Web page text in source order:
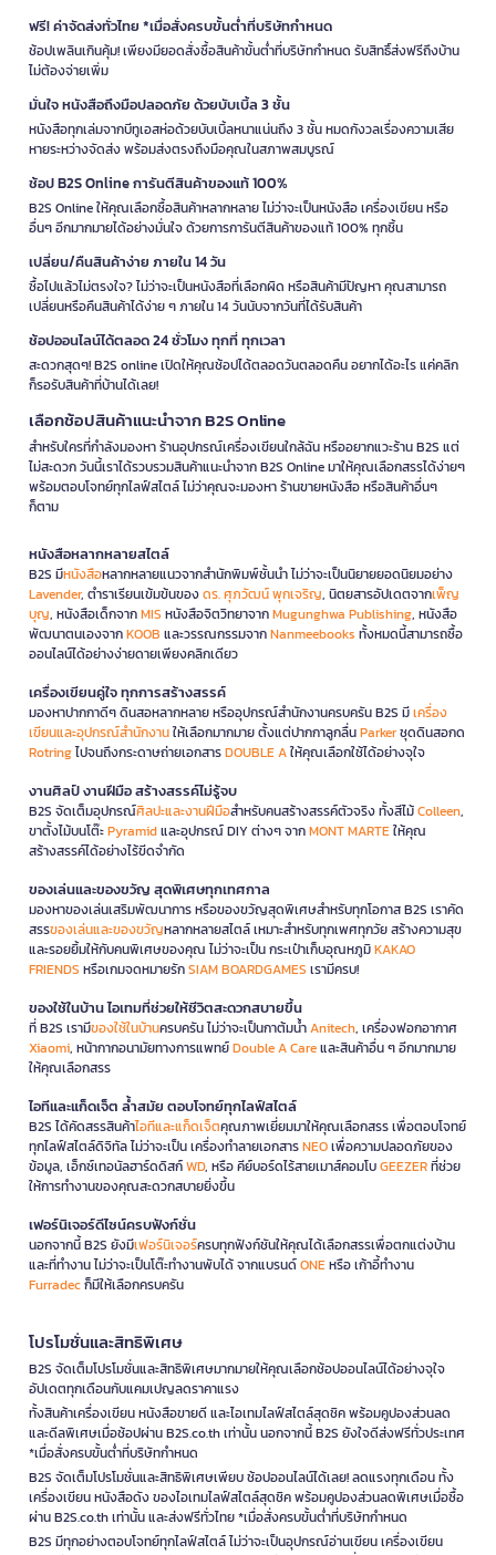
ฟรี! ค่าจัดส่งทั่วไทย *เมื่อสั่งครบขั้นต่ำที่บริษัทกำหนด
ช้อปเพลินเกินคุ้ม! เพียงมียอดสั่งซื้อสินค้าขั้นต่ำที่บริษัทกำหนด รับสิทธิ์ส่งฟรีถึงบ้าน
ไม่ต้องจ่ายเพิ่ม
มั่นใจ หนังสือถึงมือปลอดภัย ด้วยบับเบิ้ล 3 ชั้น
หนังสือทุกเล่มจากบีทูเอสห่อด้วยบับเบิ้ลหนาแน่นถึง 3 ชั้น หมดกังวลเรื่องความเสีย
หายระหว่างจัดส่ง พร้อมส่งตรงถึงมือคุณในสภาพสมบูรณ์
ช้อป B2S Online การันตีสินค้าของแท้ 100%
B2S Online ให้คุณเลือกซื้อสินค้าหลากหลาย ไม่ว่าจะเป็นหนังสือ เครื่องเขียน หรือ
อื่นๆ อีกมากมายได้อย่างมั่นใจ ด้วยการการันตีสินค้าของแท้ 100% ทุกชิ้น
เปลี่ยน/คืนสินค้าง่าย ภายใน 14 วัน
ซื้อไปแล้วไม่ตรงใจ? ไม่ว่าจะเป็นหนังสือที่เลือกผิด หรือสินค้ามีปัญหา คุณสามารถ
เปลี่ยนหรือคืนสินค้าได้ง่าย ๆ ภายใน 14 วันนับจากวันที่ได้รับสินค้า
ช้อปออนไลน์ได้ตลอด 24 ชั่วโมง ทุกที่ ทุกเวลา
สะดวกสุดๆ! B2S online เปิดให้คุณช้อปได้ตลอดวันตลอดคืน อยากได้อะไร แค่คลิก
ก็รอรับสินค้าที่บ้านได้เลย!
เลือกช้อปสินค้าแนะนำจาก B2S Online
สำหรับใครที่กำลังมองหา ร้านอุปกรณ์เครื่องเขียนใกล้ฉัน หรืออยากแวะร้าน B2S แต่
ไม่สะดวก วันนี้เราได้รวบรวมสินค้าแนะนำจาก B2S Online มาให้คุณเลือกสรรได้ง่ายๆ
พร้อมตอบโจทย์ทุกไลฟ์สไตล์ ไม่ว่าคุณจะมองหา ร้านขายหนังสือ หรือสินค้าอื่นๆ
ก็ตาม
หนังสือหลากหลายสไตล์
B2S มีหนังสือหลากหลายแนวจากสำนักพิมพ์ชั้นนำ ไม่ว่าจะเป็นนิยายยอดนิยมอย่าง
Lavender, ตำราเรียนเข้มข้นของดร. ศุภวัฒน์ พุกเจริญ, นิตยสารอัปเดตจากเพ็ญ
บุญ, หนังสือเด็กจากMIS หนังสือจิตวิทยาจากMugunghwa Publishing, หนังสือ
พัฒนาตนเองจากKOOB และวรรณกรรมจากNanmeebooks ทั้งหมดนี้สามารถซื้อ
ออนไลน์ได้อย่างง่ายดายเพียงคลิกเดียว
เครื่องเขียนคู่ใจ ทุกการสร้างสรรค์
มองหาปากกาดีๆ ดินสอหลากหลาย หรืออุปกรณ์สำนักงานครบครัน B2S มีเครื่อง
เขียนและอุปกรณ์สำนักงานให้เลือกมากมาย ตั้งแต่ปากกาลูกลื่นParkerชุดดินสอกด
Rotringไปจนถึงกระดาษถ่ายเอกสารDOUBLE Aให้คุณเลือกใช้ได้อย่างจุใจ
งานศิลป์ งานฝีมือ สร้างสรรค์ไม่รู้จบ
B2S จัดเต็มอุปกรณ์ศิลปะและงานฝีมือสำหรับคนสร้างสรรค์ตัวจริง ทั้งสีไม้Colleen,
ขาตั้งไม้บนโต๊ะPyramidและอุปกรณ์ DIY ต่างๆ จากMONT MARTEให้คุณ
สร้างสรรค์ได้อย่างไร้ขีดจำกัด
ของเล่นและของขวัญ สุดพิเศษทุกเทศกาล
มองหาของเล่นเสริมพัฒนาการ หรือของขวัญสุดพิเศษสำหรับทุกโอกาส B2S เราคัด
สรรของเล่นและของขวัญหลากหลายสไตล์ เหมาะสำหรับทุกเพศทุกวัย สร้างความสุข
และรอยยิ้มให้กับคนพิเศษของคุณ ไม่ว่าจะเป็น กระเป๋าเก็บอุณหภูมิKAKAO
FRIENDS หรือเกมจดหมายรักSIAM BOARDGAMES เรามีครบ!
ของใช้ในบ้าน ไอเทมที่ช่วยให้ชีวิตสะดวกสบายขึ้น
ที่ B2S เรามีของใช้ในบ้านครบครัน ไม่ว่าจะเป็นกาต้มน้ำAnitech, เครื่องฟอกอากาศ
Xiaomi, หน้ากากอนามัยทางการแพทย์Double A Careและสินค้าอื่น ๆ อีกมากมาย
ให้คุณเลือกสรร
ไอทีและแก็ดเจ็ต ล้ำสมัย ตอบโจทย์ทุกไลฟ์สไตล์
B2S ได้คัดสรรสินค้าไอทีและแก็ดเจ็ตคุณภาพเยี่ยมมาให้คุณเลือกสรร เพื่อตอบโจทย์
ทุกไลฟ์สไตล์ดิจิทัล ไม่ว่าจะเป็น เครื่องทำลายเอกสารNEOเพื่อความปลอดภัยของ
ข้อมูล, เอ็กซ์เทอนัลฮาร์ดดิสก์WD, หรือ คีย์บอร์ดไร้สายเมาส์คอมโบGEEZERที่ช่วย
ให้การทำงานของคุณสะดวกสบายยิ่งขึ้น
เฟอร์นิเจอร์ดีไซน์ครบฟังก์ชั่น
นอกจากนี้ B2S ยังมีเฟอร์นิเจอร์ครบทุกฟังก์ชันให้คุณได้เลือกสรรเพื่อตกแต่งบ้าน
และที่ทำงาน ไม่ว่าจะเป็นโต๊ะทำงานพับได้ จากแบรนด์ONEหรือ เก้าอี้ทำงาน
Furradecก็มีให้เลือกครบครัน
โปรโมชั่นและสิทธิพิเศษ
B2S จัดเต็มโปรโมชั่นและสิทธิพิเศษมากมายให้คุณเลือกช้อปออนไลน์ได้อย่างจุใจ
อัปเดตทุกเดือนกับแคมเปญลดราคาแรง
ทั้งสินค้าเครื่องเขียน หนังสือขายดี และไอเทมไลฟ์สไตล์สุดชิค พร้อมคูปองส่วนลด
และดีลพิเศษเมื่อช้อปผ่าน B2S.co.th เท่านั้น นอกจากนี้ B2S ยังใจดีส่งฟรีทั่วประเทศ
*เมื่อสั่งครบขั้นต่ำที่บริษัทกำหนด
B2S จัดเต็มโปรโมชั่นและสิทธิพิเศษเพียบ ช้อปออนไลน์ได้เลย! ลดแรงทุกเดือน ทั้ง
เครื่องเขียน หนังสือดัง ของไอเทมไลฟ์สไตล์สุดชิค พร้อมคูปองส่วนลดพิเศษเมื่อซื้อ
ผ่าน B2S.co.th เท่านั้น และส่งฟรีทั่วไทย *เมื่อสั่งครบขั้นต่ำที่บริษัทกำหนด
B2S มีทุกอย่างตอบโจทย์ทุกไลฟ์สไตล์ ไม่ว่าจะเป็นอุปกรณ์อ่านเขียน เครื่องเขียน